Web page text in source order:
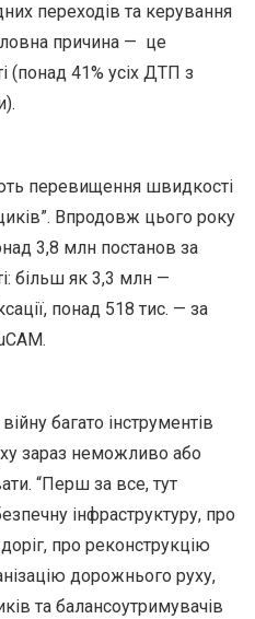
переходів та керування
причина — це
41% усіх ДТП з
перевищення швидкості
Впродовж цього року
3,8 млн постанов за
більш як 3,3 млн —
понад 518 тис. — за
багато інструментів
зараз неможливо або
“Перш за все, тут
інфраструктуру, про
про реконструкцію
дорожнього руху,
та балансоутримувачів